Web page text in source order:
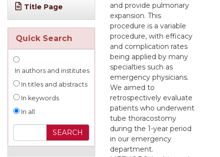
Title Page
Quick Search
In authors and institutes
In titles and abstracts
In keywords
In all
and provide pulmonary
expansion. This
procedure is a variable
procedure, with efficacy
and complication rates
being applied by many
specialties such as
emergency physicians.
We aimed to
retrospectively evaluate
patients who underwent
tube thoracostomy
during the 1-year period
in our emergency
department.